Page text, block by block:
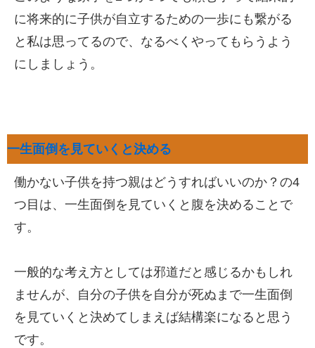
に将来的に子供が自立するための一歩にも繋がる
と私は思ってるので、なるべくやってもらうよう
にしましょう。
一生面倒を見ていくと決める
働かない子供を持つ親はどうすればいいのか？の4
つ目は、一生面倒を見ていくと腹を決めることで
す。
一般的な考え方としては邪道だと感じるかもしれ
ませんが、自分の子供を自分が死ぬまで一生面倒
を見ていくと決めてしまえば結構楽になると思う
です。